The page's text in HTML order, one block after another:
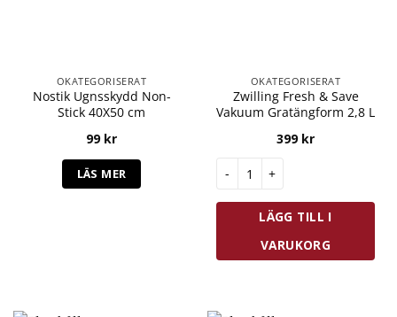
OKATEGORISERAT
Nostik Ugnsskydd Non-
Stick 40X50 cm
99 kr
LÄS MER
OKATEGORISERAT
Zwilling Fresh & Save
Vakuum Gratängform 2,8 L
399 kr
LÄGG TILL I
VARUKORG